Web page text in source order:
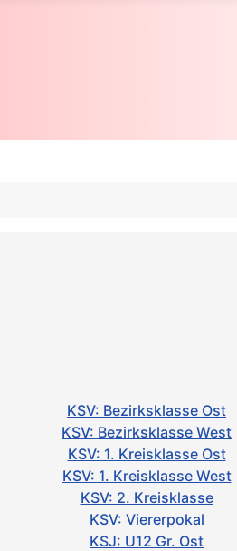
KSV: Bezirksklasse Ost
KSV: Bezirksklasse West
KSV: 1. Kreisklasse Ost
KSV: 1. Kreisklasse West
KSV: 2. Kreisklasse
KSV: Viererpokal
KSJ: U12 Gr. Ost